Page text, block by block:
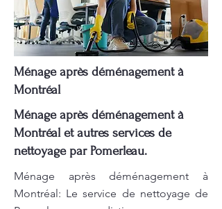
Ménage après déménagement à
Montréal
Ménage après déménagement à
Montréal et autres services de
nettoyage par Pomerleau.
Ménage après déménagement à
Montréal: Le service de nettoyage de